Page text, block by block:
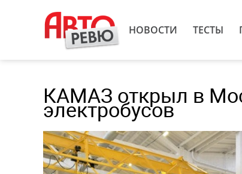
НОВОСТИ ТЕСТЫ
КАМАЗ открыл в
электробусов